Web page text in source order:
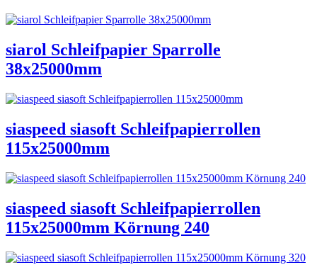
siarol Schleifpapier Sparrolle
38x25000mm
siaspeed siasoft Schleifpapierrollen
115x25000mm
siaspeed siasoft Schleifpapierrollen
115x25000mm Körnung 240